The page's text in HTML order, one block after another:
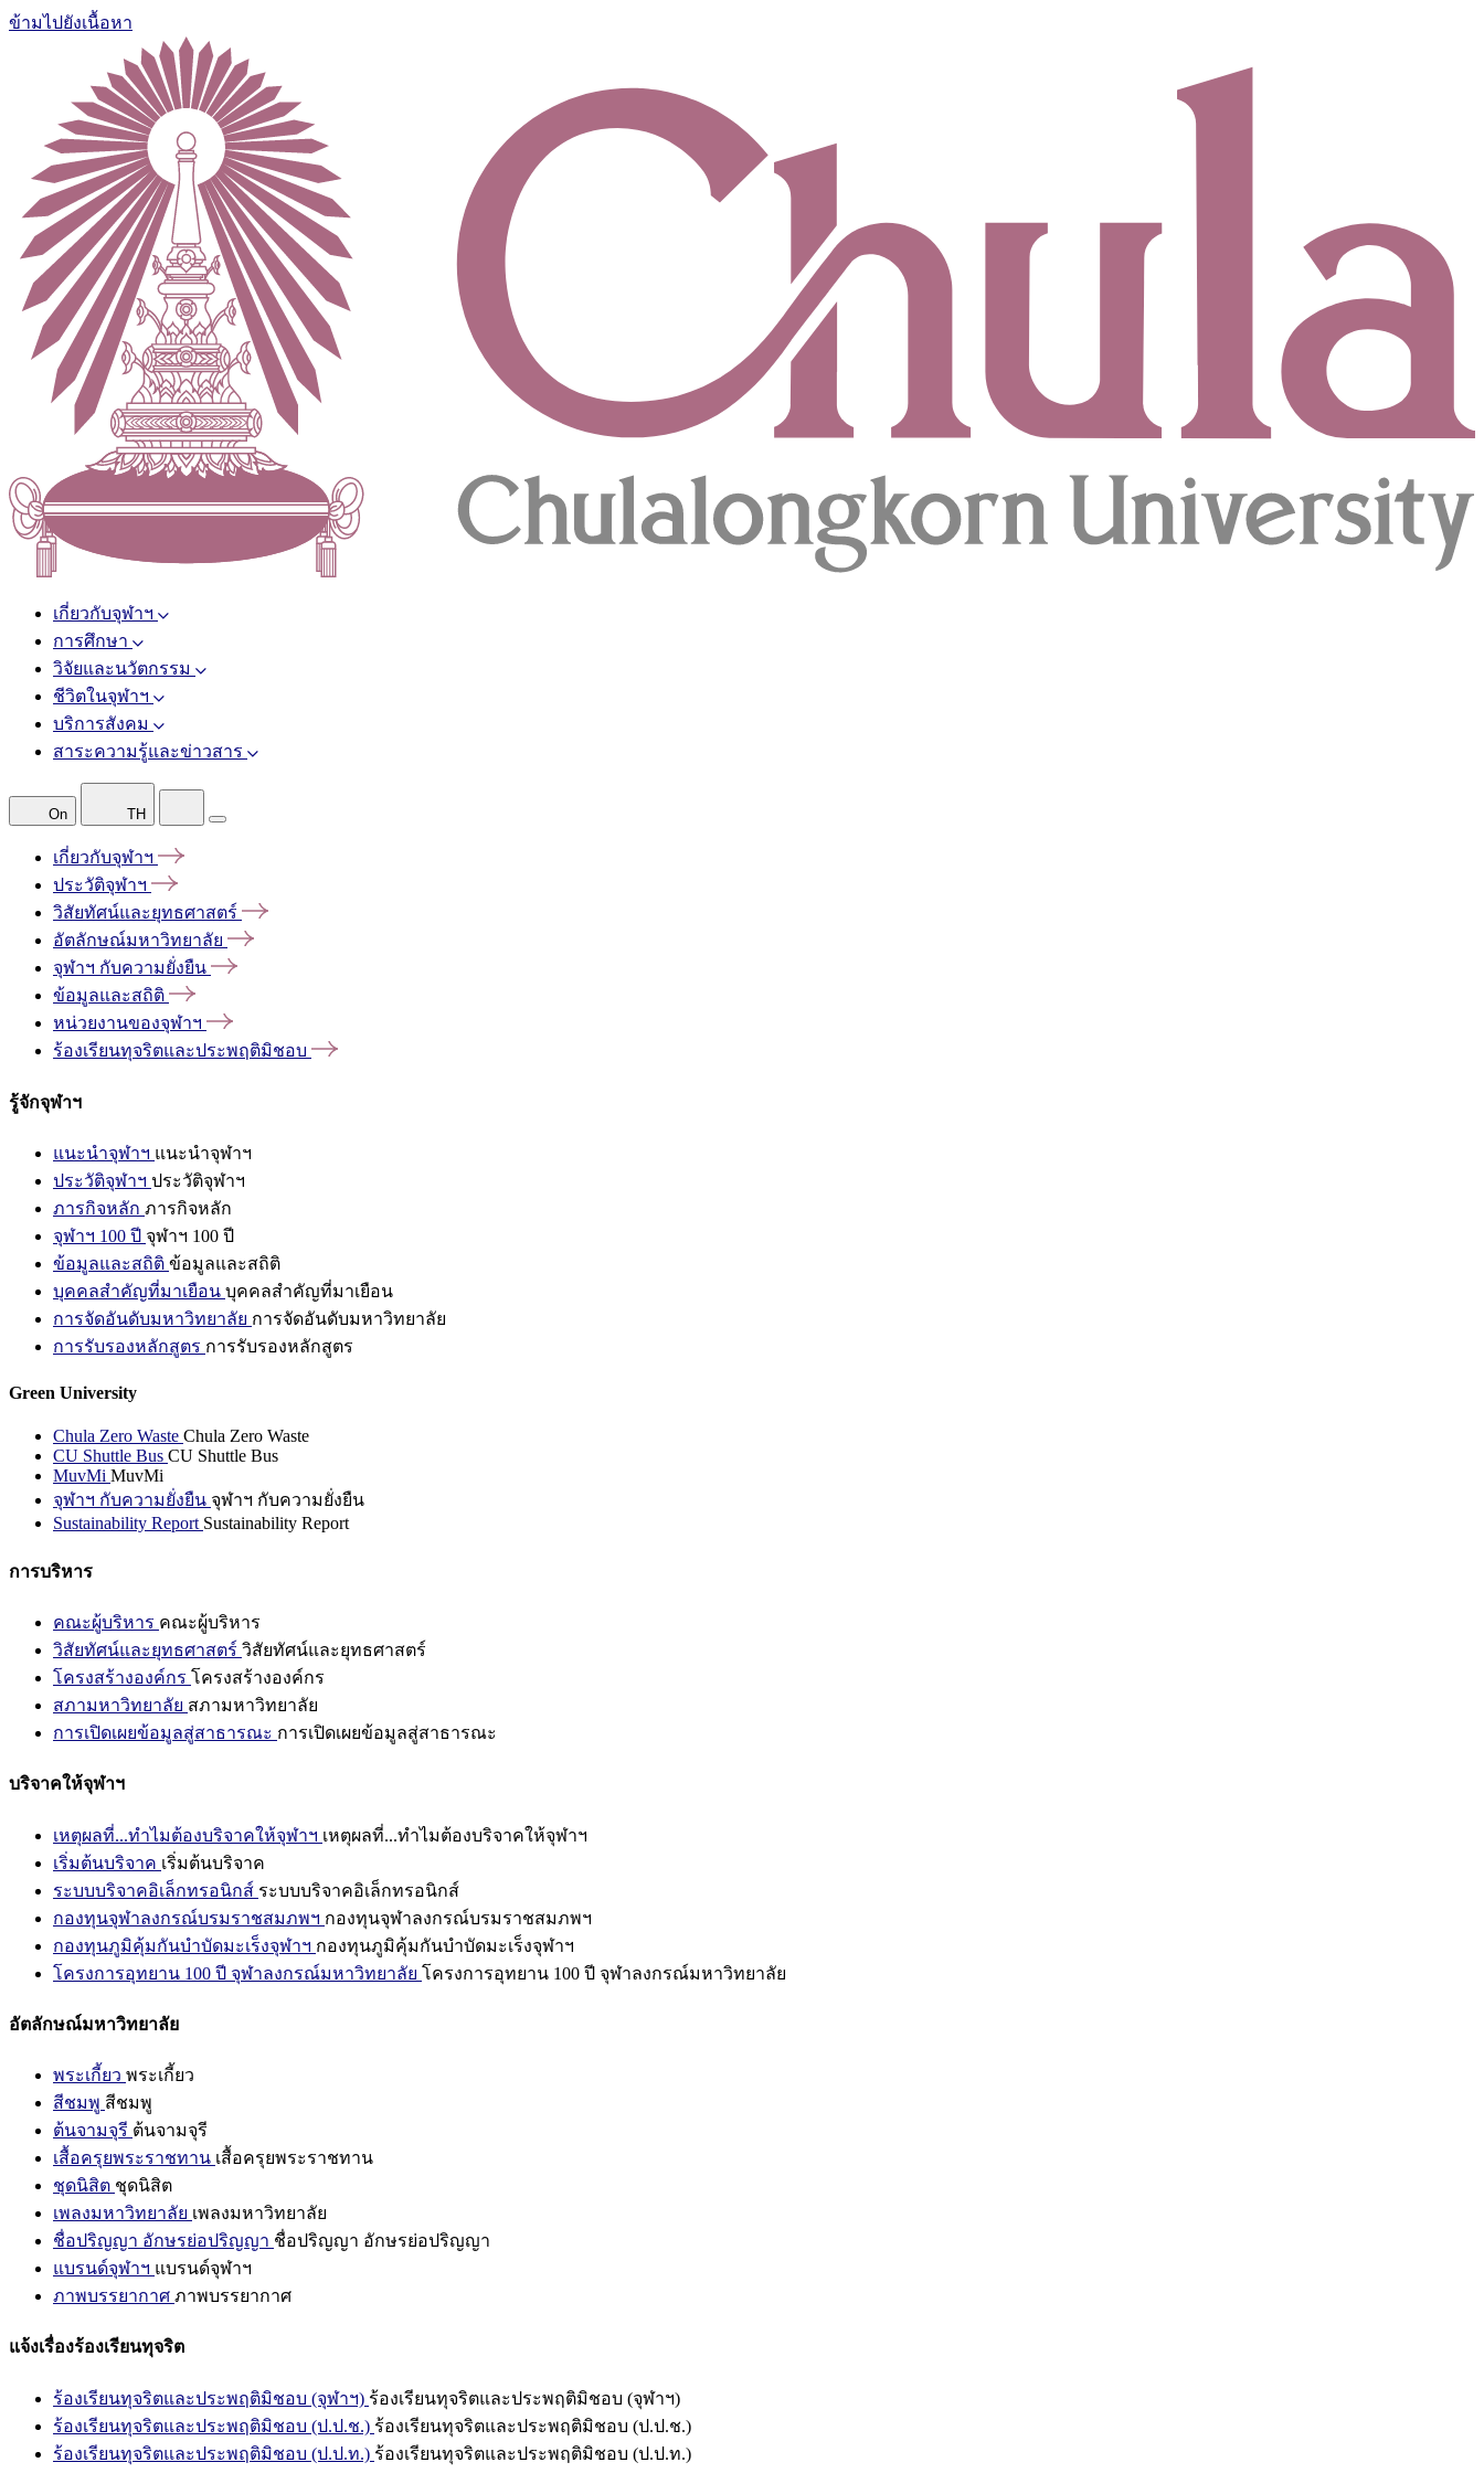
ข้ามไปยังเนื้อหา
เกี่ยวกับจุฬาฯ
การศึกษา
วิจัยและนวัตกรรม
ชีวิตในจุฬาฯ
บริการสังคม
สาระความรู้และข่าวสาร
On TH
เกี่ยวกับจุฬาฯ
ประวัติจุฬาฯ
วิสัยทัศน์และยุทธศาสตร์
อัตลักษณ์มหาวิทยาลัย
จุฬาฯ กับความยั่งยืน
ข้อมูลและสถิติ
หน่วยงานของจุฬาฯ
ร้องเรียนทุจริตและประพฤติมิชอบ
รู้จักจุฬาฯ
แนะนำจุฬาฯ แนะนำจุฬาฯ
ประวัติจุฬาฯ ประวัติจุฬาฯ
ภารกิจหลัก ภารกิจหลัก
จุฬาฯ 100 ปี จุฬาฯ 100 ปี
ข้อมูลและสถิติ ข้อมูลและสถิติ
บุคคลสำคัญที่มาเยือน บุคคลสำคัญที่มาเยือน
การจัดอันดับมหาวิทยาลัย การจัดอันดับมหาวิทยาลัย
การรับรองหลักสูตร การรับรองหลักสูตร
Green University
Chula Zero Waste Chula Zero Waste
CU Shuttle Bus CU Shuttle Bus
MuvMi MuvMi
จุฬาฯ กับความยั่งยืน จุฬาฯ กับความยั่งยืน
Sustainability Report Sustainability Report
การบริหาร
คณะผู้บริหาร คณะผู้บริหาร
วิสัยทัศน์และยุทธศาสตร์ วิสัยทัศน์และยุทธศาสตร์
โครงสร้างองค์กร โครงสร้างองค์กร
สภามหาวิทยาลัย สภามหาวิทยาลัย
การเปิดเผยข้อมูลสู่สาธารณะ การเปิดเผยข้อมูลสู่สาธารณะ
บริจาคให้จุฬาฯ
เหตุผลที่...ทำไมต้องบริจาคให้จุฬาฯ เหตุผลที่...ทำไมต้องบริจาคให้จุฬาฯ
เริ่มต้นบริจาค เริ่มต้นบริจาค
ระบบบริจาคอิเล็กทรอนิกส์ ระบบบริจาคอิเล็กทรอนิกส์
กองทุนจุฬาลงกรณ์บรมราชสมภพฯ กองทุนจุฬาลงกรณ์บรมราชสมภพฯ
กองทุนภูมิคุ้มกันบำบัดมะเร็งจุฬาฯ กองทุนภูมิคุ้มกันบำบัดมะเร็งจุฬาฯ
โครงการอุทยาน 100 ปี จุฬาลงกรณ์มหาวิทยาลัย โครงการอุทยาน 100 ปี จุฬาลงกรณ์มหาวิทยาลัย
อัตลักษณ์มหาวิทยาลัย
พระเกี้ยว พระเกี้ยว
สีชมพู สีชมพู
ต้นจามจุรี ต้นจามจุรี
เสื้อครุยพระราชทาน เสื้อครุยพระราชทาน
ชุดนิสิต ชุดนิสิต
เพลงมหาวิทยาลัย เพลงมหาวิทยาลัย
ชื่อปริญญา อักษรย่อปริญญา ชื่อปริญญา อักษรย่อปริญญา
แบรนด์จุฬาฯ แบรนด์จุฬาฯ
ภาพบรรยากาศ ภาพบรรยากาศ
แจ้งเรื่องร้องเรียนทุจริต
ร้องเรียนทุจริตและประพฤติมิชอบ (จุฬาฯ) ร้องเรียนทุจริตและประพฤติมิชอบ (จุฬาฯ)
ร้องเรียนทุจริตและประพฤติมิชอบ (ป.ป.ช.) ร้องเรียนทุจริตและประพฤติมิชอบ (ป.ป.ช.)
ร้องเรียนทุจริตและประพฤติมิชอบ (ป.ป.ท.) ร้องเรียนทุจริตและประพฤติมิชอบ (ป.ป.ท.)